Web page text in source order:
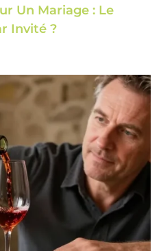
Un Mariage : Le
Invité ?